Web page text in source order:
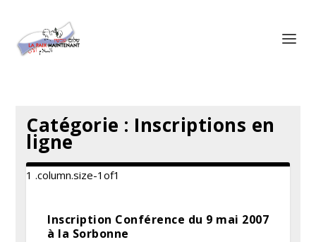
Catégorie : Inscriptions en
ligne
Inscription Conférence du 9 mai 2007
à la Sorbonne